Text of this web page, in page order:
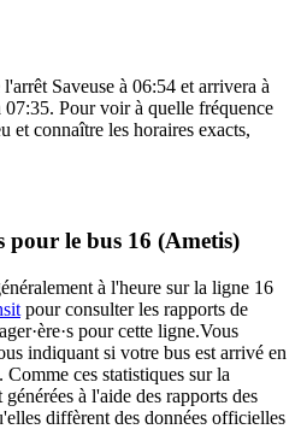
Saveuse à 06:54 et arrivera à
Pour voir à quelle fréquence
et connaître les horaires exacts,
pour le bus 16 (Ametis)
à l'heure sur la ligne 16
pour consulter les rapports de
pour cette ligne.Vous
indiquant si votre bus est arrivé en
ces statistiques sur la
à l'aide des rapports des
diffèrent des données officielles